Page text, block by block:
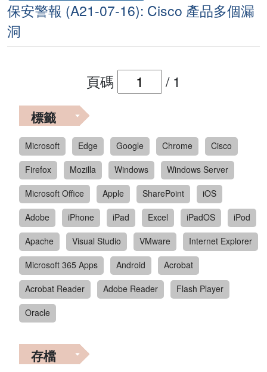
保安警報 (A21-07-16): Cisco 產品多個漏
洞
頁碼 / 1
標籤
Microsoft Edge Google Chrome
Cisco
Firefox
Mozilla Windows
Windows Server
Microsoft Office
Apple SharePoint
iOS
Adobe
iPhone iPad Excel iPadOS
iPod
Apache
Visual Studio VMware
Internet Explorer
Microsoft 365 Apps
Android
Acrobat
Acrobat Reader
Adobe Reader
Flash Player
Oracle
存檔